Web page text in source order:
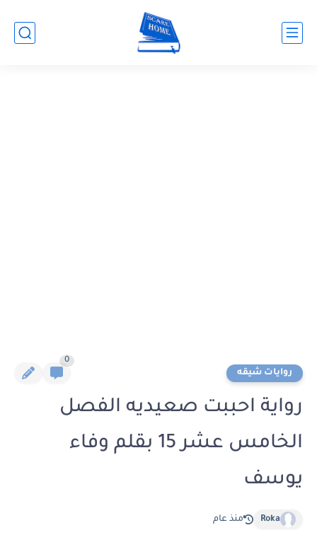
روايات شيقه
0
رواية احببت صعيديه الفصل
الخامس عشر 15 بقلم وفاء
يوسف
Roka منذ عام